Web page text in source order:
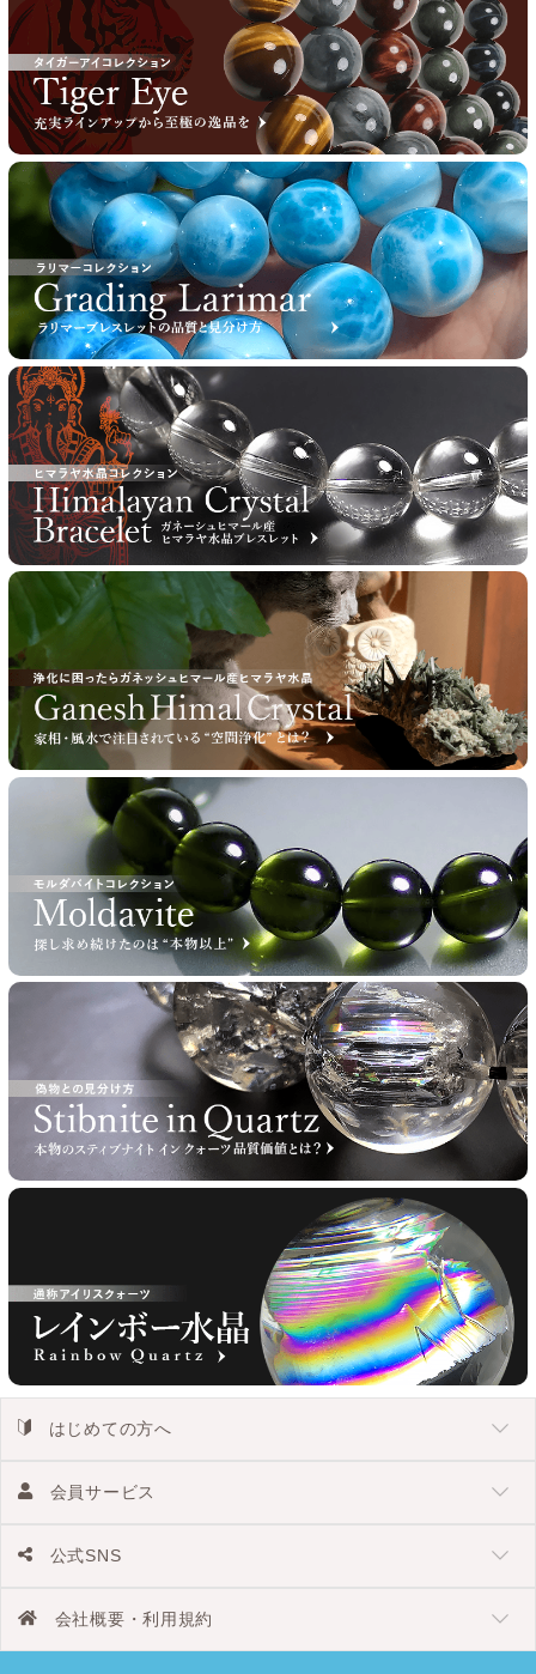
はじめての方へ
会員サービス
公式SNS
会社概要・利用規約